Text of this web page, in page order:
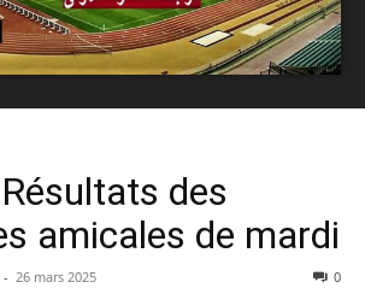
des
amicales de mardi
- 26 mars 2025 0